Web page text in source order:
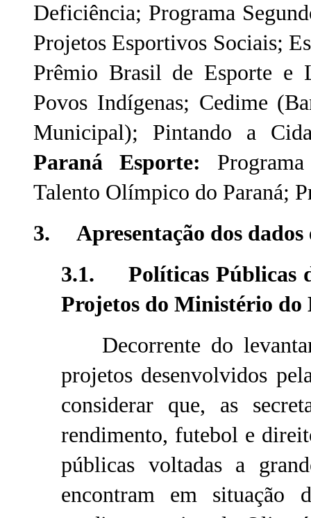
Deficiência; Programa
Projetos Esportivos Sociais;
Prêmio Brasil de Esporte e
Povos Indígenas; Cedime
Municipal); Pintando a
Paraná Esporte:
Talento Olímpico do Paraná;
3. Apresentação dos dados
3.1. Políticas Públicas
Projetos do Ministério do
Decorrente do
projetos desenvolvidos
considerar que, as
rendimento, futebol e
públicas voltadas a
encontram em